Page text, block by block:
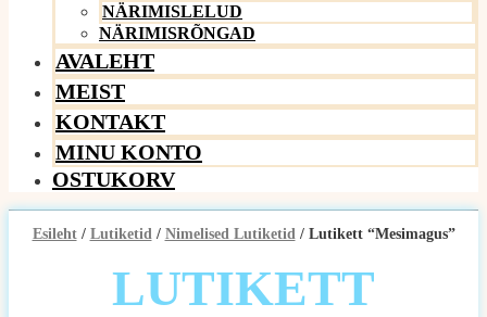
NÄRIMISLELUD
NÄRIMISRÕNGAD
AVALEHT
MEIST
KONTAKT
MINU KONTO
OSTUKORV
Esileht/ Lutiketid/ Nimelised Lutiketid/ Lutikett “Mesimagus”
LUTIKETT